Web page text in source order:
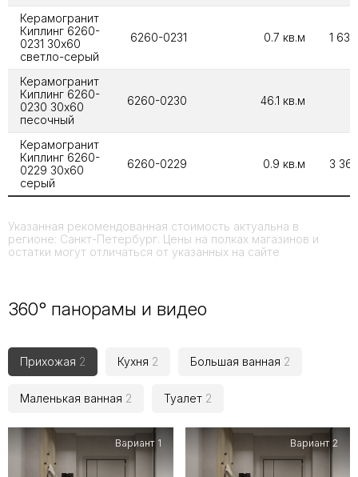
Керамогранит
Киплинг 6260-
0231 30х60
светло-серый
6260-0231 0.7 кв.м 1
Керамогранит
Киплинг 6260-
0230 30х60
песочный
6260-0230 46.1 кв.м
Керамогранит
Киплинг 6260-
0229 30х60
серый
6260-0229 0.9 кв.м 3
Указанная рекомендованная стоимость актуальна в
регионе: Санкт-Петербург. Цены на полках магазинов и
остатки могут отличаться от указанных на сайте
360° панорамы и видео
Прихожая 2 Кухня 2 Большая ванная 2
Маленькая ванная 2 Туалет 2
Вариант 1 Вариант 2